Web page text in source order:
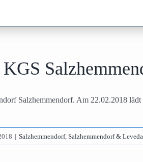
Salzhemmendorf. Am 22.02.2018
| Salzhemmendorf, Salzhemmendorf &